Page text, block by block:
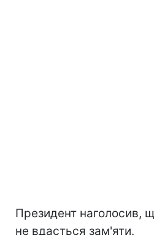
Президент наголосив,
не вдасться зам'яти.